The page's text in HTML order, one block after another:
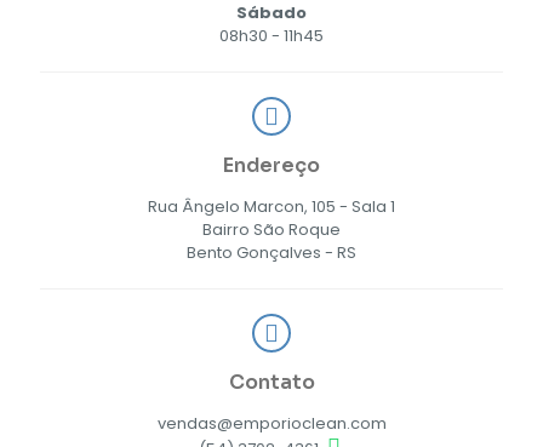
Sábado
08h30 - 11h45
Endereço
Rua Ângelo Marcon, 105 - Sala 1
Bairro São Roque
Bento Gonçalves - RS
Contato
vendas@emporioclean.com